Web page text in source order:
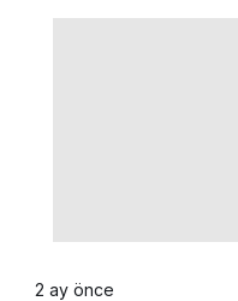
2 ay önce